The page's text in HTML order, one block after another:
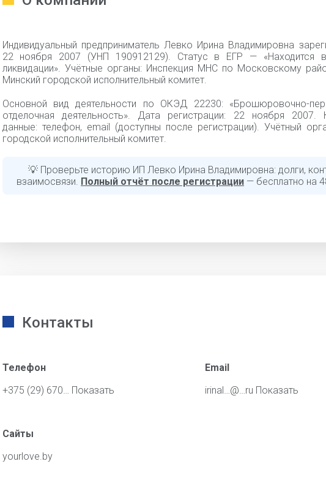
Индивидуальный предприниматель Левко Ирина Владимировна
22 ноября 2007 (УНП 190912129). Статус в ЕГР — «Находится
ликвидации». Учётные органы: Инспекция МНС по Московскому
Минский городской исполнительный комитет.
Основной вид деятельности по ОКЭД 22230: «Брошюровочно-
отделочная деятельность». Дата регистрации: 22 ноября 2007.
данные: телефон, email (доступны после регистрации). Учётный
городской исполнительный комитет.
💡 Проверьте историю ИП Левко Ирина Владимировна: долги,
взаимосвязи. Полный отчёт после регистрации — бесплатно на
Контакты
Телефон
+375 (29) 670… Показать
Email
irinal…@…ru Показать
Сайты
yourlove.by